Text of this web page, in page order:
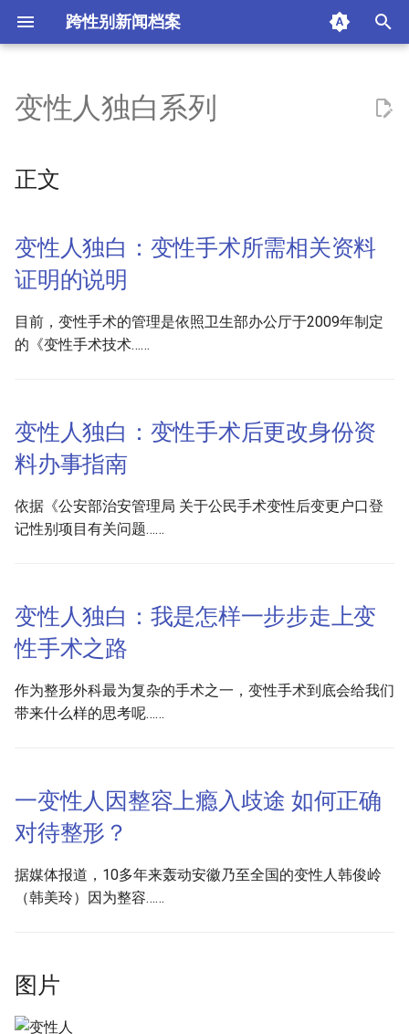
跨性别新闻档案
i
l
z
i
g
s
a
h
正文
变性人独白：变性手术所需相
关资料证明的说明
变性人独白：变性手术后更改
身份资料办事指南
走上变性手术之路
图片
版权与来源
评论
变性人独白系列
正文
变性人独白：变性手术所需相关资料
证明的说明
目前，变性手术的管理是依照卫生部办公厅于2009年制定
的《变性手术技术……
变性人独白：变性手术后更改身份资
料办事指南
依据《公安部治安管理局 关于公民手术变性后变更户口登
记性别项目有关问题……
变性人独白：我是怎样一步步走上变
性手术之路
作为整形外科最为复杂的手术之一，变性手术到底会给我们
带来什么样的思考呢……
一变性人因整容上瘾入歧途 如何正确
对待整形？
据媒体报道，10多年来轰动安徽乃至全国的变性人韩俊岭
（韩美玲）因为整容……
图片